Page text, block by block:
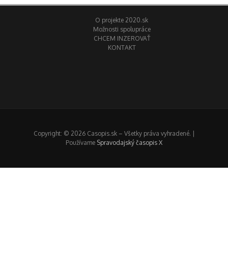
O projekte 2020.sk
Možnosti spolupráce
CHCEM INZEROVAŤ
KONTAKT
Copyright: © 2026 Casopis.sk – Všetky práva vyhradené. |
Používame Spravodajský časopis X